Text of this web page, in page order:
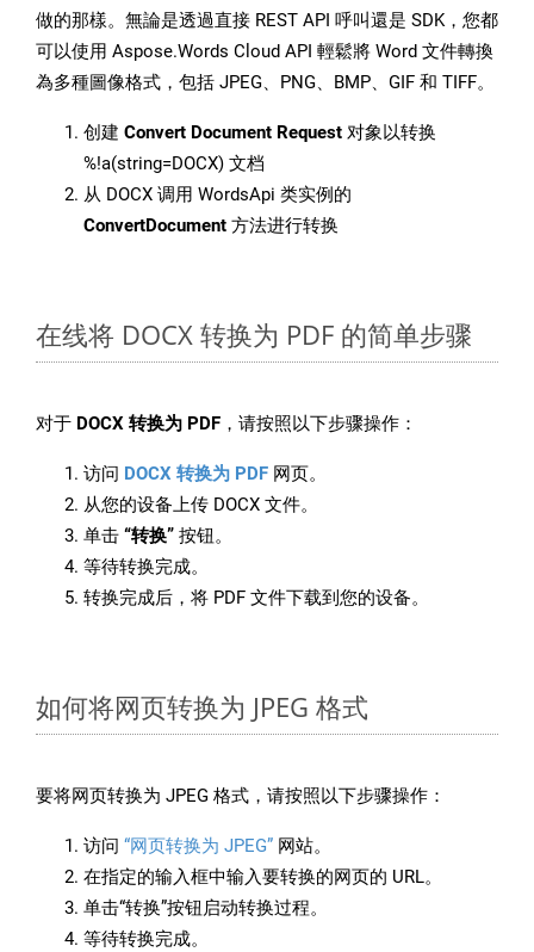
做的那樣。無論是透過直接 REST API 呼叫還是 SDK，您都
可以使用 Aspose.Words Cloud API 輕鬆將 Word 文件轉換
為多種圖像格式，包括 JPEG、PNG、BMP、GIF 和 TIFF。
创建 Convert Document Request 对象以转换
%!a(string=DOCX) 文档
从 DOCX 调用 WordsApi 类实例的
ConvertDocument 方法进行转换
在线将 DOCX 转换为 PDF 的简单步骤
对于 DOCX 转换为 PDF ，请按照以下步骤操作：
访问 DOCX 转换为 PDF 网页。
从您的设备上传 DOCX 文件。
单击 “转换” 按钮。
等待转换完成。
转换完成后，将 PDF 文件下载到您的设备。
如何将网页转换为 JPEG 格式
要将网页转换为 JPEG 格式，请按照以下步骤操作：
访问 “网页转换为 JPEG” 网站。
在指定的输入框中输入要转换的网页的 URL。
单击“转换”按钮启动转换过程。
等待转换完成。